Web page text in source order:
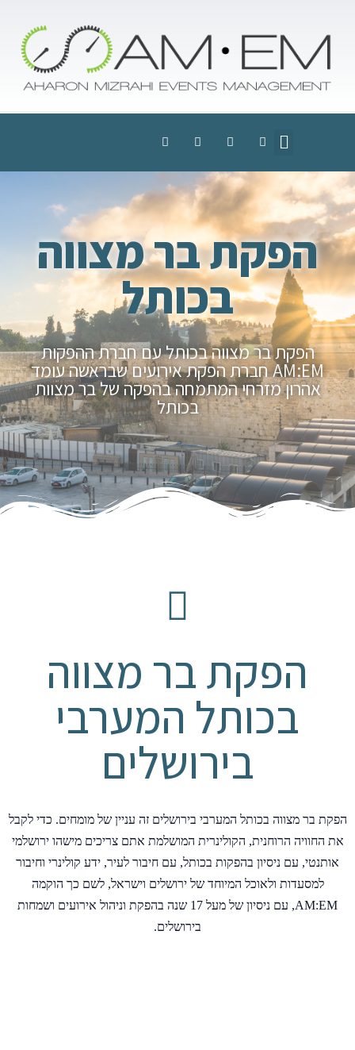
הפקת בר מצווה
בכותל
הפקת בר מצווה בכותל עם חברת ההפקות
AM:EM חברת הפקת אירועים שבראשה עומד
אהרון מזרחי המתמחה בהפקה של בר מצוות
בכותל
הפקת בר מצווה
בכותל המערבי
בירושלים
הפקת בר מצווה בכותל המערבי בירושלים זה עניין של מומחים. כדי לקבל
את החוויה הרוחנית, הקולינרית המושלמת אתם צריכים מישהו ירושלמי
אותנטי, עם ניסיון בהפקות בכותל, עם חיבור לעיר, ידע קולינרי וחיבור
למסעדות ולאוכל המיוחד של ירושלים וישראל, לשם כך הוקמה
AM:EM, עם ניסיון של מעל 17 שנה בהפקת וניהול אירועים ושמחות
בירושלים.